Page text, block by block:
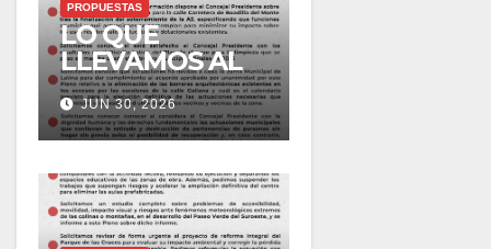
PROPUESTAS
LO QUE
LLEVAMOS AL
PLENO DE
JULIO DE 2026
JUN 30, 2026